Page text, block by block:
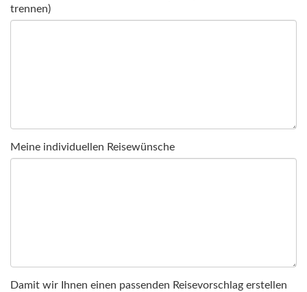
trennen)
Meine individuellen Reisewünsche
Damit wir Ihnen einen passenden Reisevorschlag erstellen